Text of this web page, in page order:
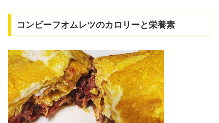
コンビーフオムレツのカロリーと栄養素